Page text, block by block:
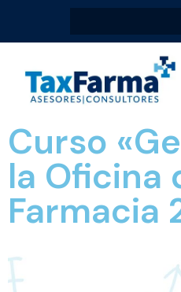
Curso
la Oficina
Farmacia